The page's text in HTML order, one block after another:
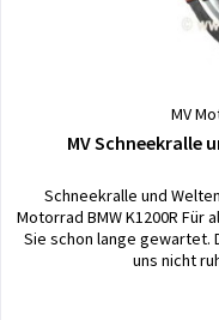
MV
MV Schneekralle
Schneekralle und
Motorrad BMW K1200R
Sie schon lange gewartet.
uns nicht